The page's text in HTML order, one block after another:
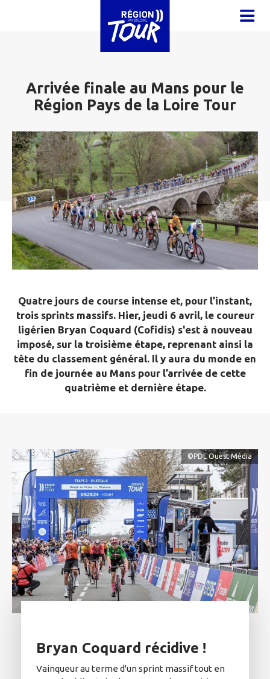
Arrivée finale au Mans pour le
Région Pays de la Loire Tour
Quatre jours de course intense et, pour l’instant,
trois sprints massifs. Hier, jeudi 6 avril, le coureur
ligérien Bryan Coquard (Cofidis) s'est à nouveau
imposé, sur la troisième étape, reprenant ainsi la
tête du classement général. Il y aura du monde en
fin de journée au Mans pour l’arrivée de cette
quatrième et dernière étape.
©PDL Ouest Média
Bryan Coquard récidive !
Vainqueur au terme d'un sprint massif tout en